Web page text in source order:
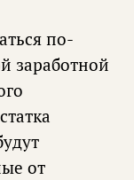
по-
заработной
от